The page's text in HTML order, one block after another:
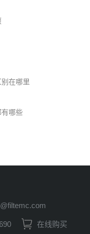
在哪里
哪些
在线购买